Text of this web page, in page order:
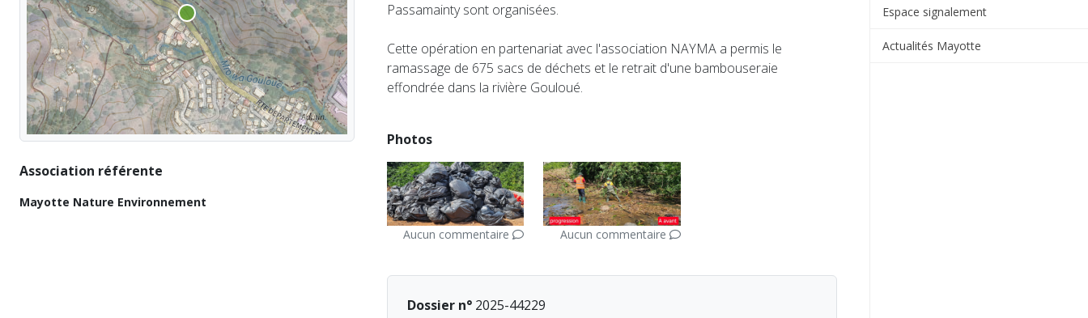
Passamainty sont organisées.
Cette opération en partenariat avec l'association NAYMA a permis le
ramassage de 675 sacs de déchets et le retrait d'une bambouseraie
effondrée dans la rivière Gouloué.
Photos
Aucun commentaire Aucun commentaire
Dossier n°2025-44229
Association référente
Mayotte Nature Environnement
Espace signalement
Actualités Mayotte